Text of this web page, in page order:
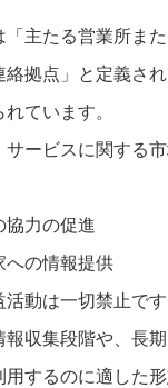
主たる営業所ま
絡拠点」と定義さ
ています。
サービスに関する
協力の促進
への情報提供
活動は一切禁止で
報収集段階や、長
するのに適した形